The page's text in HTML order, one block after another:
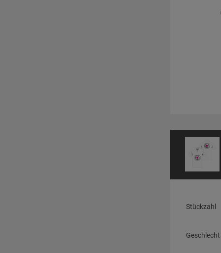
Stückzahl
Geschlecht